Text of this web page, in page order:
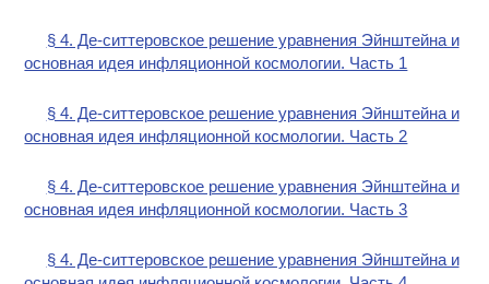
§ 4. Де-ситтеровское решение уравнения Эйнштейна и
основная идея инфляционной космологии. Часть 1
§ 4. Де-ситтеровское решение уравнения Эйнштейна и
основная идея инфляционной космологии. Часть 2
§ 4. Де-ситтеровское решение уравнения Эйнштейна и
основная идея инфляционной космологии. Часть 3
§ 4. Де-ситтеровское решение уравнения Эйнштейна и